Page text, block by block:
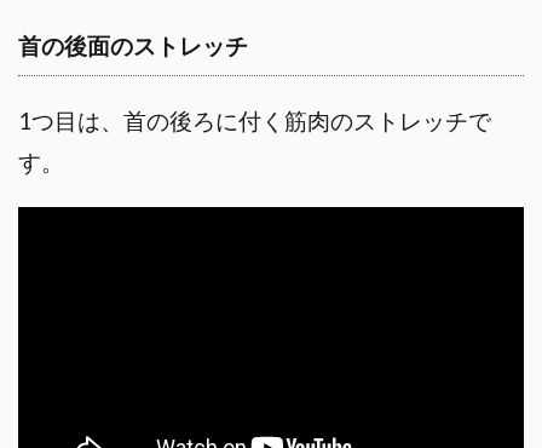
首の後面のストレッチ
1つ目は、首の後ろに付く筋肉のストレッチで
す。